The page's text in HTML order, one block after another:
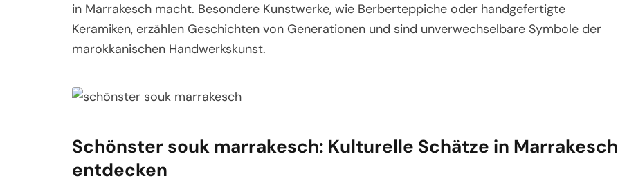
in Marrakesch macht. Besondere Kunstwerke, wie Berberteppiche oder handgefertigte
Keramiken, erzählen Geschichten von Generationen und sind unverwechselbare Symbole der
marokkanischen Handwerkskunst.
Schönster souk marrakesch: Kulturelle Schätze in Marrakesch
entdecken